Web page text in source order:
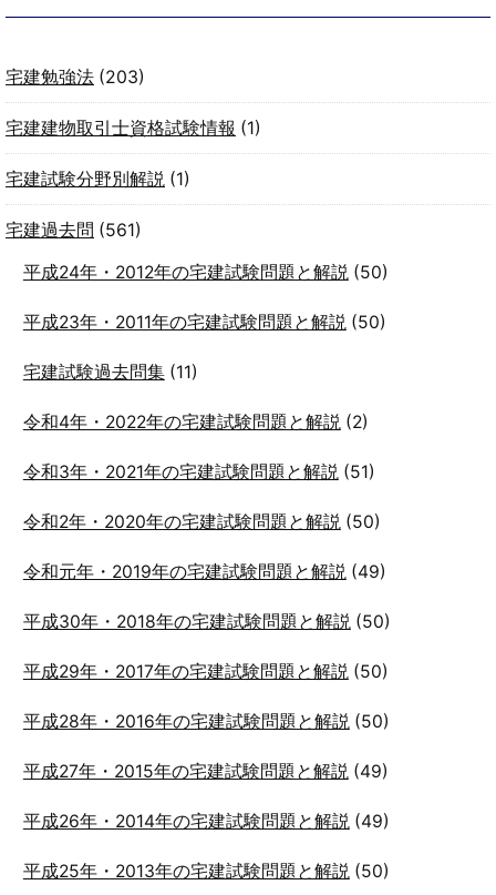
宅建勉強法 (203)
宅建建物取引士資格試験情報 (1)
宅建試験分野別解説 (1)
宅建過去問 (561)
平成24年・2012年の宅建試験問題と解説(50)
平成23年・2011年の宅建試験問題と解説(50)
宅建試験過去問集(11)
令和4年・2022年の宅建試験問題と解説(2)
令和3年・2021年の宅建試験問題と解説(51)
令和2年・2020年の宅建試験問題と解説(50)
令和元年・2019年の宅建試験問題と解説(49)
平成30年・2018年の宅建試験問題と解説(50)
平成29年・2017年の宅建試験問題と解説(50)
平成28年・2016年の宅建試験問題と解説(50)
平成27年・2015年の宅建試験問題と解説(49)
平成26年・2014年の宅建試験問題と解説(49)
平成25年・2013年の宅建試験問題と解説(50)